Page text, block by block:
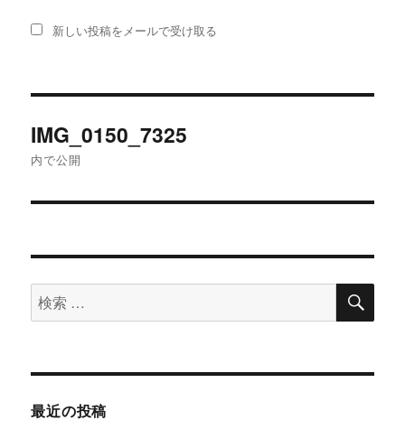
新しい投稿をメールで受け取る
稿
ゲ
ー
ョ
ン
IMG_0150_7325
内で公開
検
索
象:
検
最近の投稿